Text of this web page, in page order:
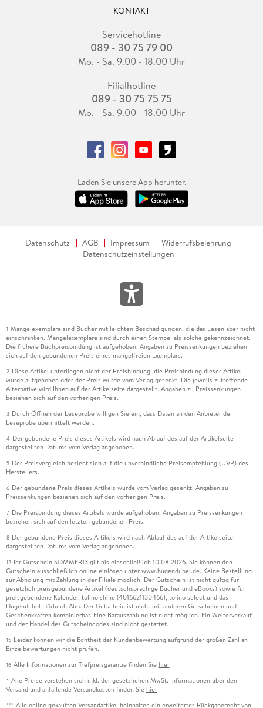
KONTAKT
Servicehotline
089 - 30 75 79 00
Mo. - Sa. 9.00 - 18.00 Uhr
Filialhotline
089 - 30 75 75 75
Mo. - Sa. 9.00 - 18.00 Uhr
Laden Sie unsere App herunter.
Datenschutz AGB Impressum
Widerrufsbelehrung
Datenschutzeinstellungen
1 Mängelexemplare sind Bücher mit leichten Beschädigungen, die das Lesen aber nicht
einschränken. Mängelexemplare sind durch einen Stempel als solche gekennzeichnet.
Die frühere Buchpreisbindung ist aufgehoben. Angaben zu Preissenkungen beziehen
sich auf den gebundenen Preis eines mangelfreien Exemplars.
2 Diese Artikel unterliegen nicht der Preisbindung, die Preisbindung dieser Artikel
wurde aufgehoben oder der Preis wurde vom Verlag gesenkt. Die jeweils zutreffende
Alternative wird Ihnen auf der Artikelseite dargestellt. Angaben zu Preissenkungen
beziehen sich auf den vorherigen Preis.
3 Durch Öffnen der Leseprobe willigen Sie ein, dass Daten an den Anbieter der
Leseprobe übermittelt werden.
4 Der gebundene Preis dieses Artikels wird nach Ablauf des auf der Artikelseite
dargestellten Datums vom Verlag angehoben.
5 Der Preisvergleich bezieht sich auf die unverbindliche Preisempfehlung (UVP) des
Herstellers.
6 Der gebundene Preis dieses Artikels wurde vom Verlag gesenkt. Angaben zu
Preissenkungen beziehen sich auf den vorherigen Preis.
7 Die Preisbindung dieses Artikels wurde aufgehoben. Angaben zu Preissenkungen
beziehen sich auf den letzten gebundenen Preis.
8 Der gebundene Preis dieses Artikels wird nach Ablauf des auf der Artikelseite
dargestellten Datums vom Verlag angehoben.
12 Ihr Gutschein SOMMER13 gilt bis einschließlich 10.08.2026. Sie können den
Gutschein ausschließlich online einlösen unter www.hugendubel.de. Keine Bestellung
zur Abholung mit Zahlung in der Filiale möglich. Der Gutschein ist nicht gültig für
gesetzlich preisgebundene Artikel (deutschsprachige Bücher und eBooks) sowie für
preisgebundene Kalender, tolino shine (4016621130466), tolino select und das
Hugendubel Hörbuch Abo. Der Gutschein ist nicht mit anderen Gutscheinen und
Geschenkkarten kombinierbar. Eine Barauszahlung ist nicht möglich. Ein Weiterverkauf
und der Handel des Gutscheincodes sind nicht gestattet.
15 Leider können wir die Echtheit der Kundenbewertung aufgrund der großen Zahl an
Einzelbewertungen nicht prüfen.
16 Alle Informationen zur Tiefpreisgarantie finden Sie hier
* Alle Preise verstehen sich inkl. der gesetzlichen MwSt. Informationen über den
Versand und anfallende Versandkosten finden Sie hier
*** Alle online gekauften Versandartikel beinhalten ein erweitertes Rückgaberecht von